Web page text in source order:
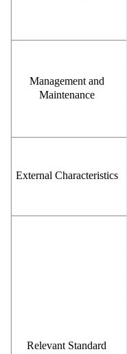
Management and
Maintenance
External Characteristics
Relevant Standard